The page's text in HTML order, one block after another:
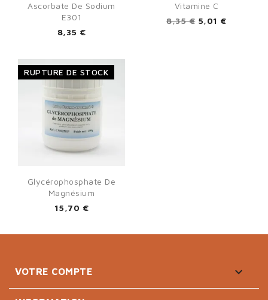
Ascorbate De Sodium
E301
8,35 €
Vitamine C
8,35 € 5,01 €
Glycérophosphate De
Magnésium
15,70 €
RUPTURE DE STOCK
VOTRE COMPTE 